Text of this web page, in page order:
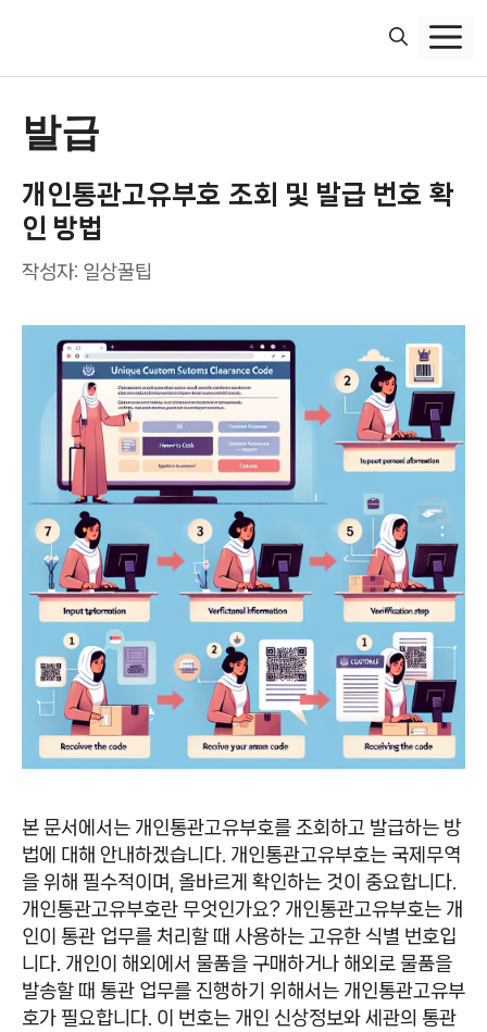
발급
개인통관고유부호 조회 및 발급 번호 확
인 방법
작성자: 일상꿀팁
본 문서에서는 개인통관고유부호를 조회하고 발급하는 방
법에 대해 안내하겠습니다. 개인통관고유부호는 국제무역
을 위해 필수적이며, 올바르게 확인하는 것이 중요합니다.
개인통관고유부호란 무엇인가요? 개인통관고유부호는 개
인이 통관 업무를 처리할 때 사용하는 고유한 식별 번호입
니다. 개인이 해외에서 물품을 구매하거나 해외로 물품을
발송할 때 통관 업무를 진행하기 위해서는 개인통관고유부
호가 필요합니다. 이 번호는 개인 신상정보와 세관의 통관